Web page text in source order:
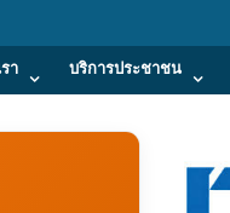
า บริการประชาชน